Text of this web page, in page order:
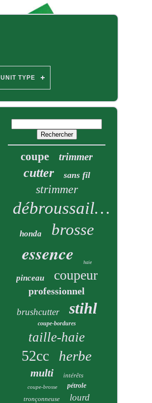
UNIT TYPE
coupe trimmer
cutter sans fil
strimmer
débroussailleuse
honda brosse
essence haie
pinceau coupeur
professionnel
brushcutter stihl
coupe-bordures
taille-haie
52cc herbe
multi intérêts
coupe-brosse
pétrole
tronçonneuse
lourd